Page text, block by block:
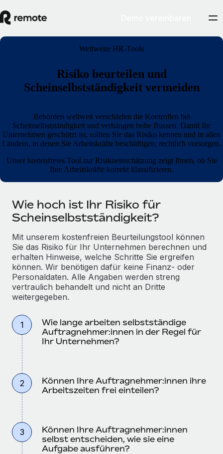
Weltweite HR-Tools
Risiko beurteilen und
Scheinselbstständigkeit vermeiden
Behörden weltweit verschärfen die Kontrollen bei
Scheinselbstständigkeit und verhängen hohe Bussen. Damit Ihr
Unternehmen geschützt ist, sollten Sie das Risiko kennen und in allen
Ländern, in denen Sie Arbeitskräfte beschäftigen, rechtlich vorsorgen.
Unser kostenfreies Tool zur Risikoeinschätzung zeigt Ihnen, ob Sie
Ihre Arbeitskräfte korrekt klassifizieren.
Wie hoch ist Ihr Risiko für
Scheinselbstständigkeit?
Mit unserem kostenfreien Beurteilungstool können
Sie das Risiko für Ihr Unternehmen berechnen und
erhalten Hinweise, welche Schritte Sie ergreifen
können. Wir benötigen dafür keine Finanz- oder
Personaldaten. Alle Angaben werden streng
vertraulich behandelt und nicht an Dritte
weitergegeben.
1
Wie lange arbeiten selbstständige
Auftragnehmer:innen in der Regel für
Ihr Unternehmen?
2
Können Ihre Auftragnehmer:innen ihre
Arbeitszeiten frei einteilen?
3
Können Ihre Auftragnehmer:innen
selbst entscheiden, wie sie eine
Aufgabe ausführen?